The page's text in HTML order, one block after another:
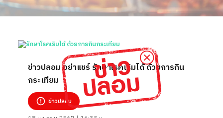
ข่าวปลอม อย่าแชร์ รักษาโรคเริมได้ ด้วยการกิน
กระเทียม
ข่าวปลอม